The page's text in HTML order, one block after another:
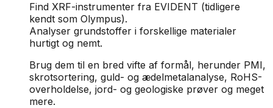
Find XRF-instrumenter fra EVIDENT (tidligere
kendt som Olympus).
Analyser grundstoffer i forskellige materialer
hurtigt og nemt.
Brug dem til en bred vifte af formål, herunder PMI,
skrotsortering, guld- og ædelmetalanalyse, RoHS-
overholdelse, jord- og geologiske prøver og meget
mere.